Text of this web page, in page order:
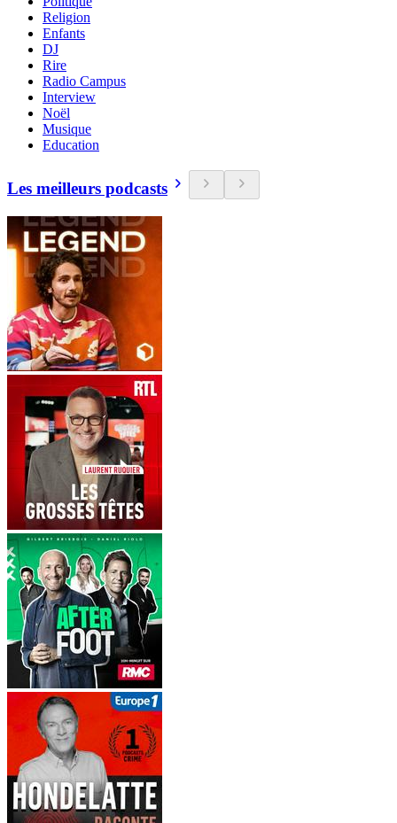
Religion
Enfants
DJ
Rire
Radio Campus
Interview
Noël
Musique
Education
Les meilleurs podcasts